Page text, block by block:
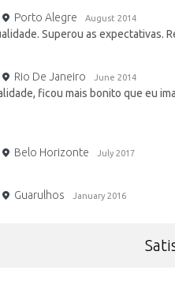
Porto Alegre August 2014
Superou as expectativas.
Rio De Janeiro June 2014
ficou mais bonito que eu
Belo Horizonte July 2017
Guarulhos January 2016